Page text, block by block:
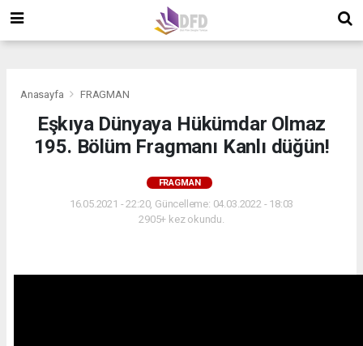
Anasayfa FRAGMAN
Eşkıya Dünyaya Hükümdar Olmaz
195. Bölüm Fragmanı Kanlı düğün!
FRAGMAN
16.05.2021 - 22:20, Güncelleme: 04.03.2022 - 18:03
2905+ kez okundu.